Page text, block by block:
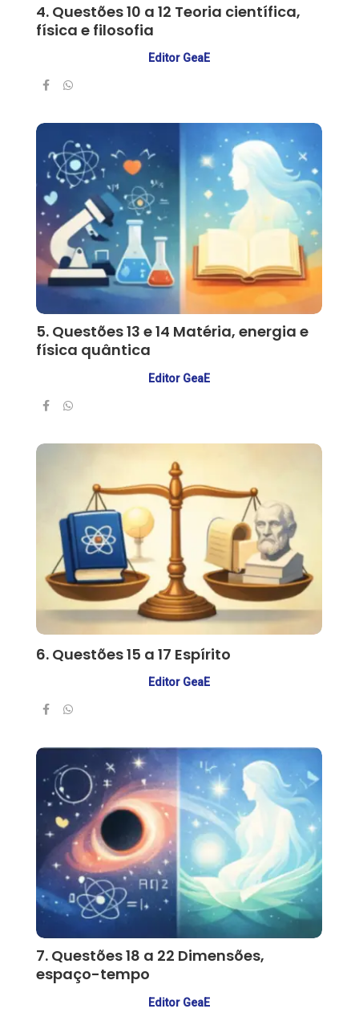
4. Questões 10 a 12 Teoria científica,
física e filosofia
Editor GeaE
5. Questões 13 e 14 Matéria, energia e
física quântica
Editor GeaE
6. Questões 15 a 17 Espírito
Editor GeaE
7. Questões 18 a 22 Dimensões,
espaço-tempo
Editor GeaE